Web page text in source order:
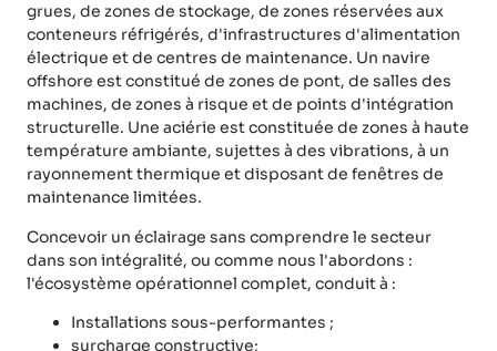
grues, de zones de stockage, de zones réservées aux
conteneurs réfrigérés, d'infrastructures d'alimentation
électrique et de centres de maintenance. Un navire
offshore est constitué de zones de pont, de salles des
machines, de zones à risque et de points d'intégration
structurelle. Une aciérie est constituée de zones à haute
température ambiante, sujettes à des vibrations, à un
rayonnement thermique et disposant de fenêtres de
maintenance limitées.
Concevoir un éclairage sans comprendre le secteur
dans son intégralité, ou comme nous l'abordons :
l'écosystème opérationnel complet, conduit à :
Installations sous-performantes ;
surcharge constructive;